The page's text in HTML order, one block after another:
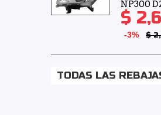
NP300
$
-3% $
TODAS LAS